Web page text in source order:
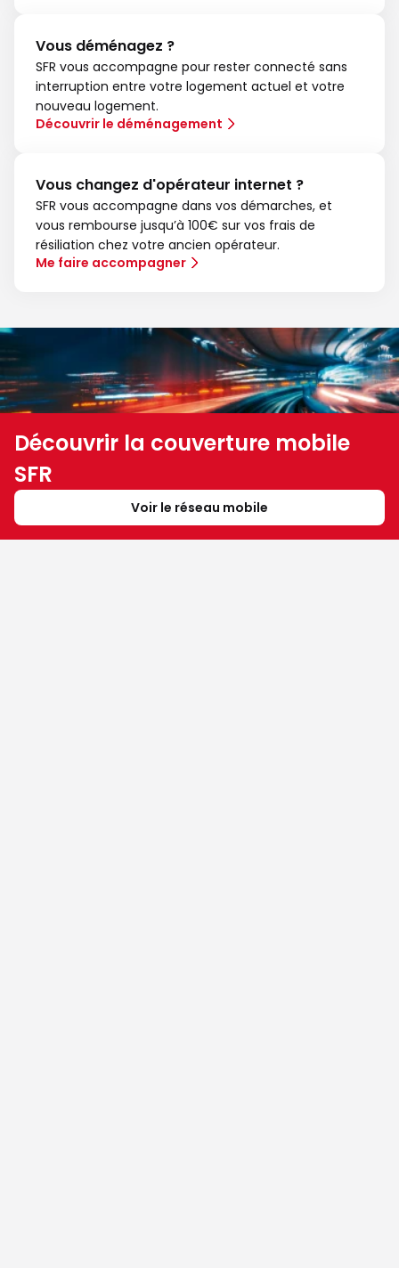
Vous déménagez ?
SFR vous accompagne pour rester connecté sans
interruption entre votre logement actuel et votre
nouveau logement.
Découvrir le déménagement
Vous changez d'opérateur internet ?
SFR vous accompagne dans vos démarches, et
vous rembourse jusqu’à 100€ sur vos frais de
résiliation chez votre ancien opérateur.
Me faire accompagner
Découvrir la couverture mobile
SFR
Voir le réseau mobile